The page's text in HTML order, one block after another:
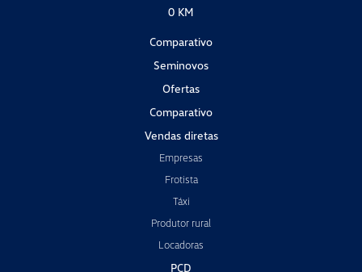
0 KM
Comparativo
Seminovos
Ofertas
Comparativo
Vendas diretas
Empresas
Frotista
Táxi
Produtor rural
Locadoras
PCD